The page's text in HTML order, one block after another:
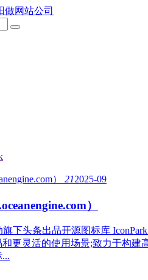
212025-09
）
旗下头条出品开源图标库
更灵活的使用场景;致力于构建